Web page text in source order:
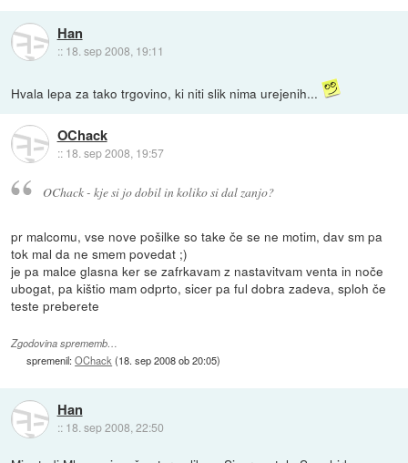
Han
:: 18. sep 2008, 19:11
Hvala lepa za tako trgovino, ki niti slik nima urejenih...
OChack
:: 18. sep 2008, 19:57
OChack - kje si jo dobil in koliko si dal zanjo?
pr malcomu, vse nove pošilke so take če se ne motim, dav sm pa
tok mal da ne smem povedat ;)
je pa malce glasna ker se zafrkavam z nastavitvam venta in noče
ubogat, pa kištio mam odprto, sicer pa ful dobra zadeva, sploh če
teste preberete
Zgodovina sprememb…
spremenil:OChack (18. sep 2008 ob 20:05)
Han
:: 18. sep 2008, 22:50